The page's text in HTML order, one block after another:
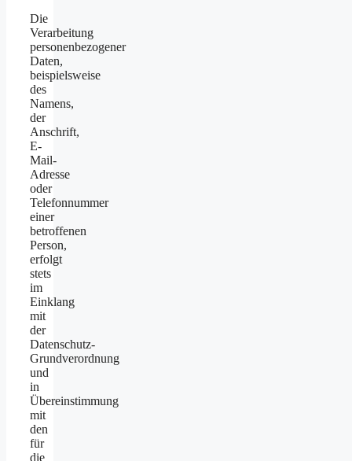
Die
Verarbeitung
personenbezogener
Daten,
beispielsweise
des
Namens,
der
Anschrift,
E-
Mail-
Adresse
oder
Telefonnummer
einer
betroffenen
Person,
erfolgt
stets
im
Einklang
mit
der
Datenschutz-
Grundverordnung
und
in
Übereinstimmung
mit
den
für
die